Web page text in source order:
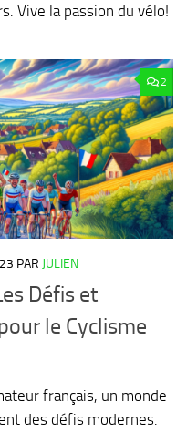
Vive la passion du vélo!
2
PAR JULIEN
Défis et
le Cyclisme
français, un monde
des défis modernes.